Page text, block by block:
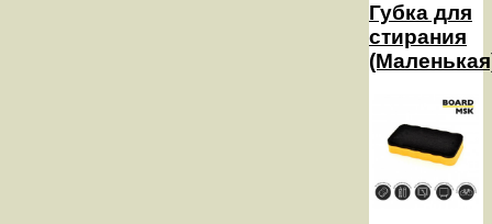
Губка для
стирания